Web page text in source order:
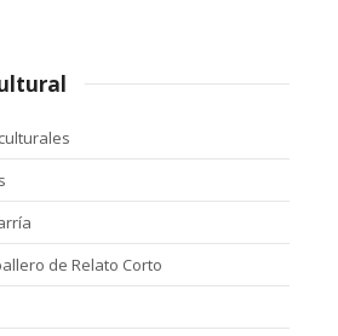
de Relato Corto